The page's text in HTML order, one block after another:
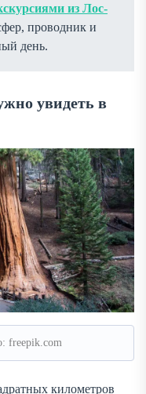
из Лос-
проводник и
день.
увидеть в
freepik.com
километров